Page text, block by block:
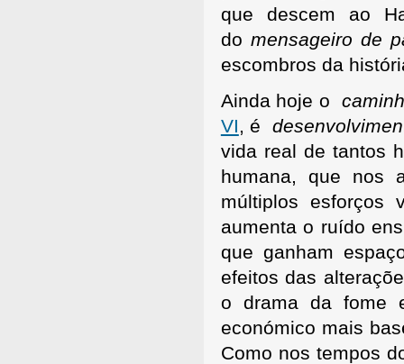
que descem ao
do mensageiro de
escombros da
Ainda hoje o
VI, é
vida real de tantos
humana, que nos
múltiplos esforços
aumenta o ruído
que ganham
efeitos das
o drama da fome
económico mais
Como nos tempos